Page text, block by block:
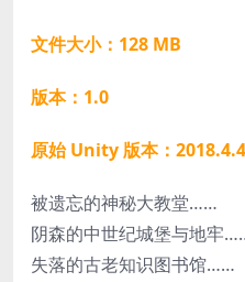
文件大小：128 MB
版本：1.0
原始 Unity 版本：2018.4.4
被遗忘的神秘大教堂……
阴森的中世纪城堡与地牢
失落的古老知识图书馆……